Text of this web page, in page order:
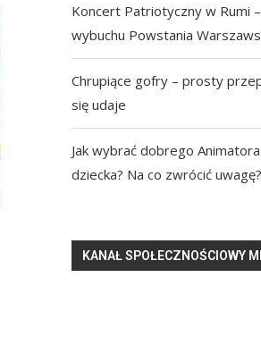
Koncert Patriotyczny w Rumi
wybuchu Powstania
Chrupiące gofry – prosty
się udaje
Jak wybrać dobrego
dziecka? Na co zwrócić uwagę?
KANAŁ SPOŁECZNOŚCIOWY